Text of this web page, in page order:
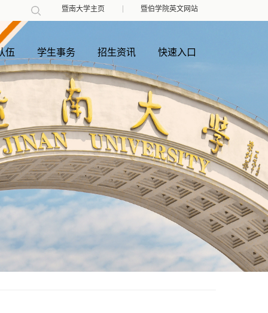
暨南大学主页 暨伯学院英文网站
伍 学生事务 招生资讯 快速入口